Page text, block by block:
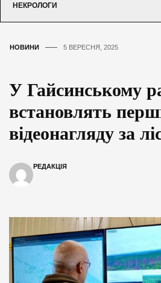
НЕКРОЛОГИ
НОВИНИ 5 ВЕРЕСНЯ, 2025
У Гайсинському
встановлять
відеонагляду за
РЕДАКЦІЯ